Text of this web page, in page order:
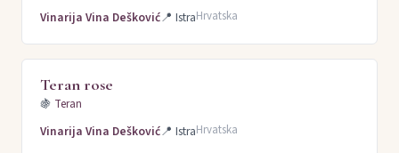
Vinarija Vina Dešković📍 IstraHrvatska
Teran rose
🍇 Teran
Vinarija Vina Dešković📍 IstraHrvatska